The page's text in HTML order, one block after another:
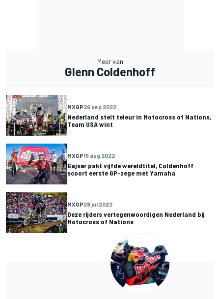
Meer van
Glenn Coldenhoff
MXGP26 sep 2022
Nederland stelt teleur in Motocross of Nations,
Team USA wint
MXGP15 aug 2022
Gajser pakt vijfde wereldtitel, Coldenhoff
scoort eerste GP-zege met Yamaha
MXGP28 jul 2022
Deze rijders vertegenwoordigen Nederland bij
Motocross of Nations